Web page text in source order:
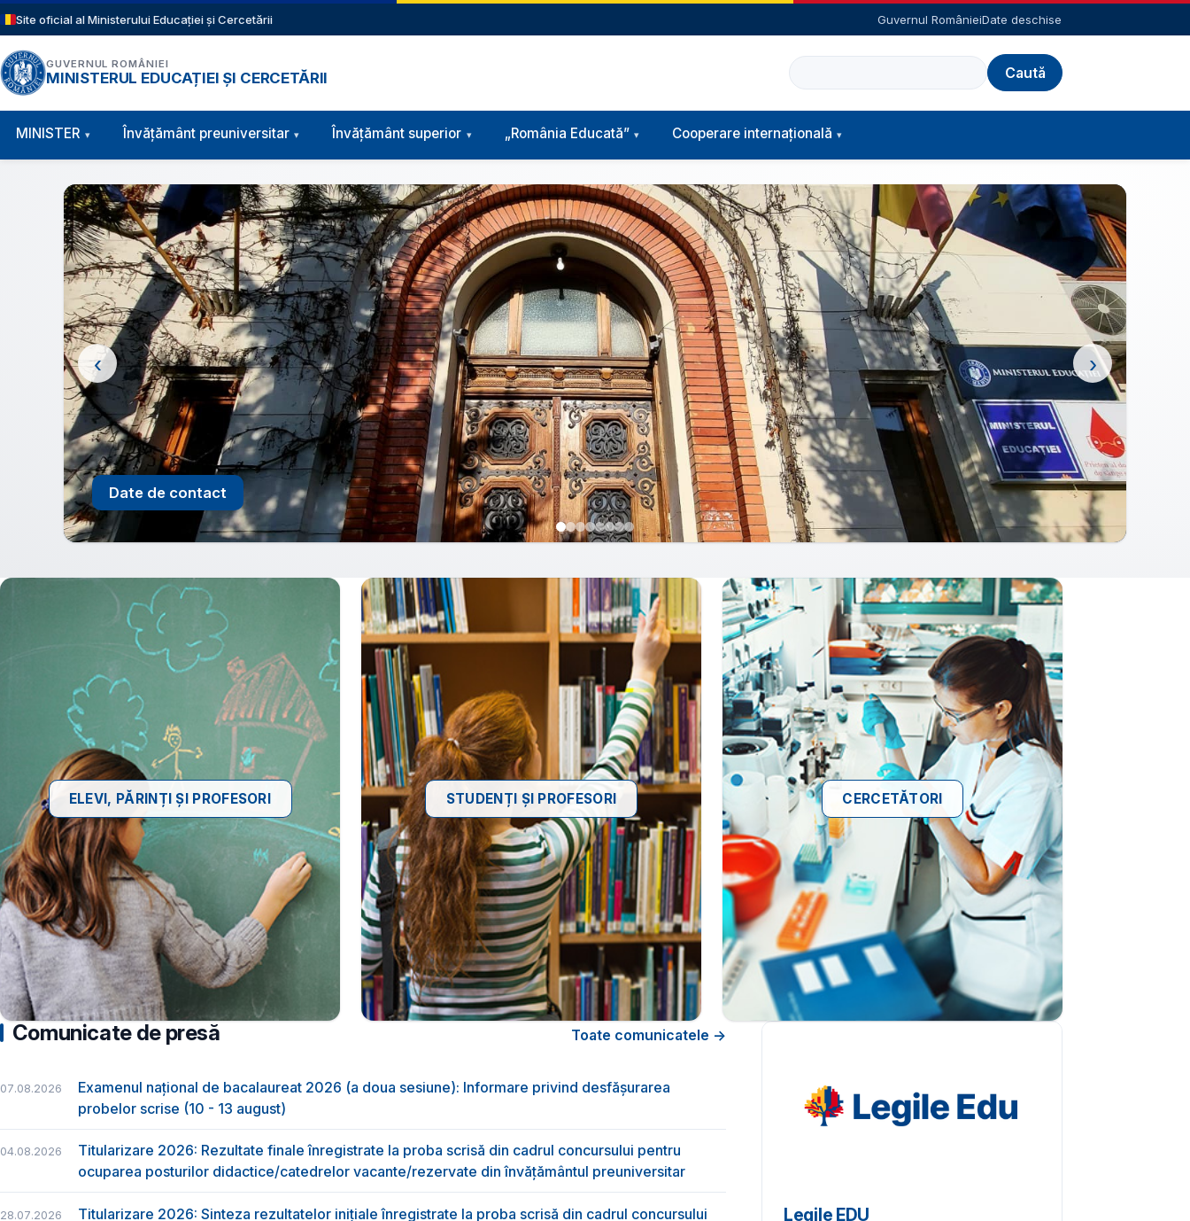
Sari la conținutul principal
Site oficial al Ministerului Educației și Cercetării Guvernul RomânieiDate deschise
GUVERNUL ROMÂNIEI
MINISTERUL EDUCAȚIEI ȘI CERCETĂRII
Caută
Navigație principală
MINISTER Învăţământ preuniversitar Învățământ superior „România Educată” Cooperare internațională
Structură an școlar 2026 - 2027
‹ ›
ELEVI, PĂRINȚI ȘI PROFESORI STUDENȚI ȘI PROFESORI CERCETĂTORI
Comunicate de presă Toate comunicatele →
07.08.2026
Examenul național de bacalaureat 2026 (a doua sesiune): Informare privind desfășurarea
probelor scrise (10 - 13 august)
04.08.2026
Titularizare 2026: Rezultate finale înregistrate la proba scrisă din cadrul concursului pentru
ocuparea posturilor didactice/catedrelor vacante/rezervate din învăţământul preuniversitar
28.07.2026
Titularizare 2026: Sinteza rezultatelor inițiale înregistrate la proba scrisă din cadrul concursului
Legile EDU